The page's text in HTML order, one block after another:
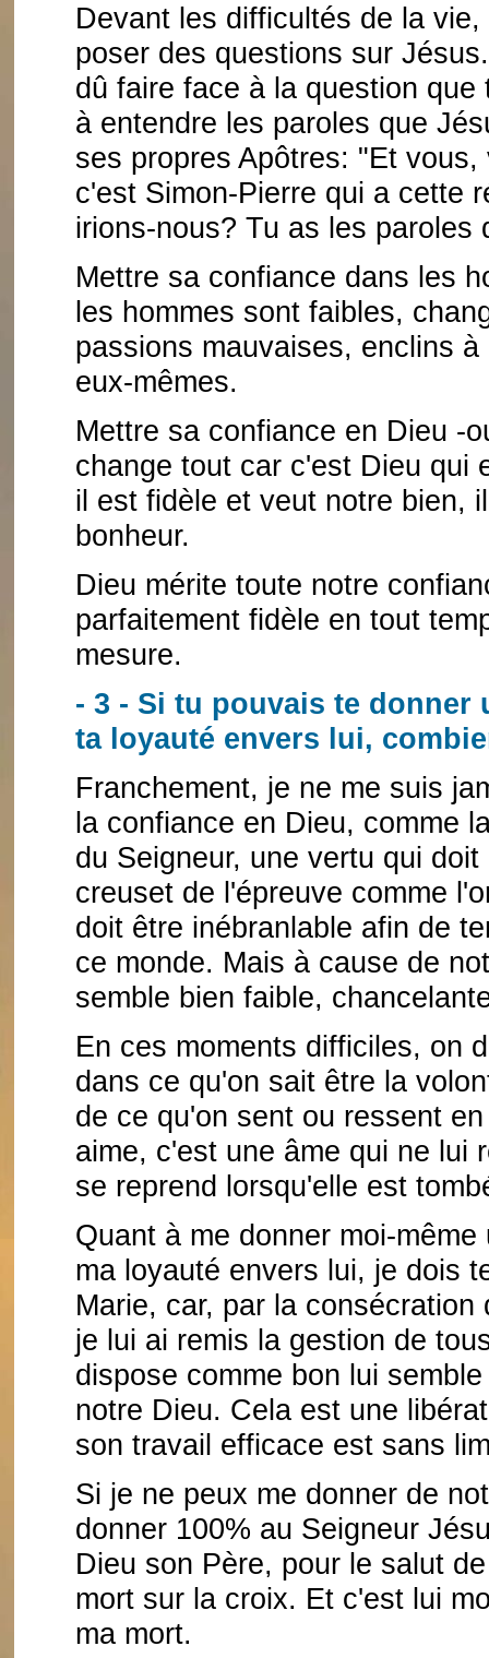
Devant les difficultés de la
poser des questions sur
dû faire face à la question
à entendre les paroles que
ses propres Apôtres: "Et
c'est Simon-Pierre qui a cette
irions-nous? Tu as les paroles
Mettre sa confiance dans les
les hommes sont faibles,
passions mauvaises, enclins
eux-mêmes.
Mettre sa confiance en Dieu -
change tout car c'est Dieu qui
il est fidèle et veut notre bien,
bonheur.
Dieu mérite toute notre
parfaitement fidèle en tout
mesure.
- 3 - Si tu pouvais te donner
ta loyauté envers lui,
Franchement, je ne me suis
la confiance en Dieu, comme
du Seigneur, une vertu qui
creuset de l'épreuve comme
doit être inébranlable afin de
ce monde. Mais à cause de
semble bien faible,
En ces moments difficiles, on
dans ce qu'on sait être la
de ce qu'on sent ou ressent
aime, c'est une âme qui ne lui
se reprend lorsqu'elle est
Quant à me donner moi-
ma loyauté envers lui, je dois
Marie, car, par la
je lui ai remis la gestion de
dispose comme bon lui
notre Dieu. Cela est une
son travail efficace est sans
Si je ne peux me donner de
donner 100% au Seigneur
Dieu son Père, pour le salut
mort sur la croix. Et c'est lui
ma mort.